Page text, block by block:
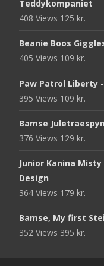
Teddykompaniet
408 Views 125 kr.
Beanie Boos
405 Views 109 kr.
Paw Patrol Liberty
395 Views 109 kr.
Bamse
376 Views 129 kr.
Junior Kanina
Design
364 Views 179 kr.
Bamse, My first
352 Views 395 kr.